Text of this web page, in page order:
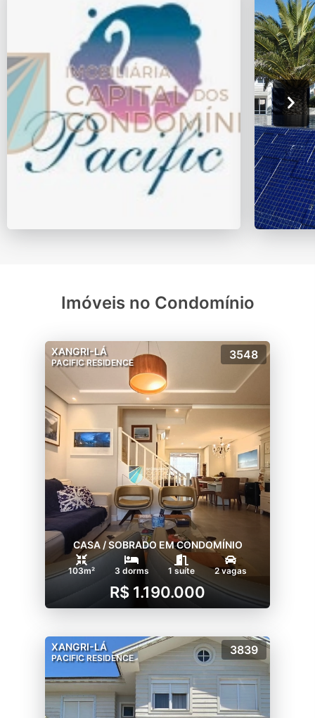
Imóveis no Condomínio
XANGRI-LÁ
PACIFIC RESIDENCE
3548
CASA / SOBRADO EM CONDOMÍNIO
103m² 3 dorms 1 suíte 2 vagas
R$ 1.190.000
XANGRI-LÁ
PACIFIC RESIDENCE
3839